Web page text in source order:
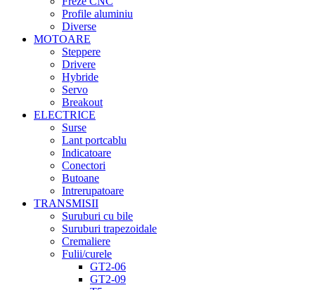
Profile aluminiu
Diverse
MOTOARE
Steppere
Drivere
Hybride
Servo
Breakout
ELECTRICE
Surse
Lant portcablu
Indicatoare
Conectori
Butoane
Intrerupatoare
TRANSMISII
Suruburi cu bile
Suruburi trapezoidale
Cremaliere
Fulii/curele
GT2-06
GT2-09